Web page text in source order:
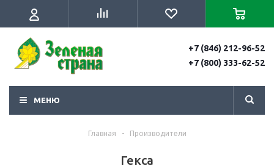
+7 (846) 212-96-52
+7 (800) 333-62-52
МЕНЮ
Главная - Производители
Гекса